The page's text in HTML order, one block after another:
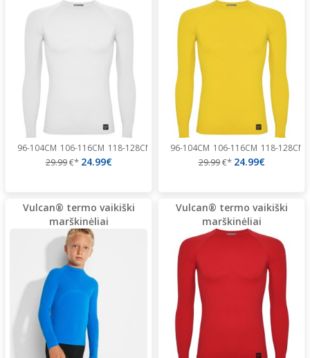
96-104CM 106-116CM 118-128CM 130-140CM 154-164CM 166-176CM
29.99€* 24.99€
96-104CM 106-116CM 118-128CM
29.99€* 24.99€
Vulcan® termo vaikiški
marškinėliai
Vulcan® termo vaikiški
marškinėliai